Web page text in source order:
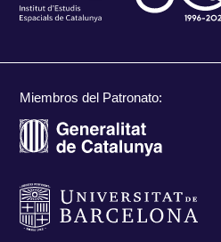
Miembros del Patronato: